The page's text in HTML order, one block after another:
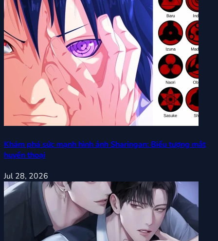
Khám phá sức mạnh hình ảnh Sharingan: Biểu tượng mắt
huyền thoại
Jul 28, 2026